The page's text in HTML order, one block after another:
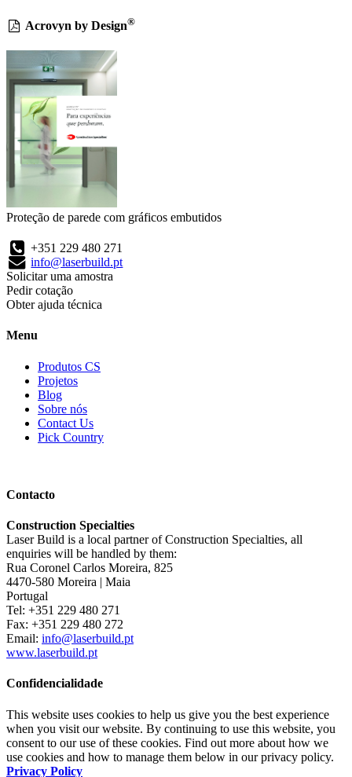
Acrovyn by Design®
Proteção de parede com gráficos embutidos
+351 229 480 271
info@laserbuild.pt
Solicitar uma amostra
Pedir cotação
Obter ajuda técnica
Menu
Produtos CS
Projetos
Blog
Sobre nós
Contact Us
Pick Country
Contacto
Construction Specialties
Laser Build is a local partner of Construction Specialties, all
enquiries will be handled by them:
Rua Coronel Carlos Moreira, 825
4470-580 Moreira | Maia
Portugal
Tel: +351 229 480 271
Fax: +351 229 480 272
Email: info@laserbuild.pt
www.laserbuild.pt
Confidencialidade
This website uses cookies to help us give you the best experience
when you visit our website. By continuing to use this website, you
consent to our use of these cookies. Find out more about how we
use cookies and how to manage them below in our privacy policy.
Privacy Policy